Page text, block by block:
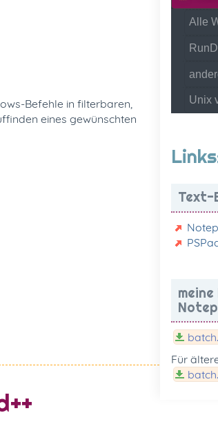
Alle
Unix
Text-
Für
Befehle in filterbaren,
eines gewünschten